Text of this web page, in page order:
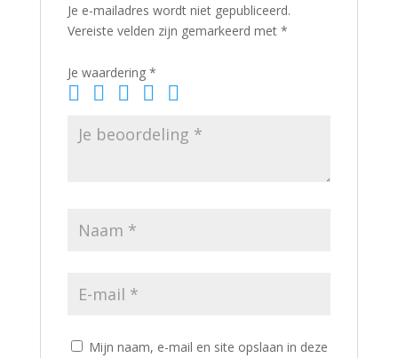
Je e-mailadres wordt niet gepubliceerd.
Vereiste velden zijn gemarkeerd met *
Je waardering *
Mijn naam, e-mail en site opslaan in deze